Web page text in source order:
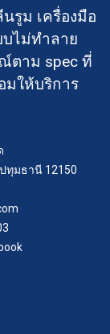
รูม เครื่องมือ
ไม่ทำลาย
ตาม spec ที่
มให้บริการ
ทุมธานี 12150